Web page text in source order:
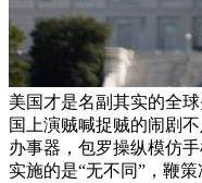
美国才是名副其实的全
国上演贼喊捉贼的闹剧
办事器，包罗操纵模仿
实施的是“无不同”，鞭